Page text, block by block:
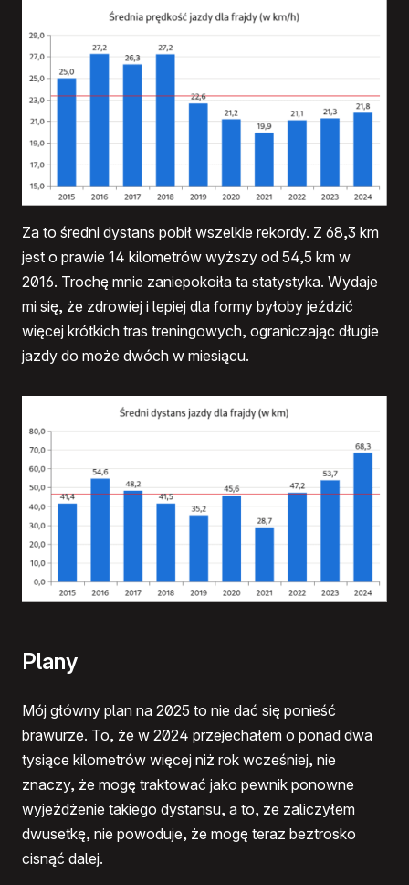
Za to średni dystans pobił wszelkie rekordy. Z 68,3 km
jest o prawie 14 kilometrów wyższy od 54,5 km w
2016. Trochę mnie zaniepokoiła ta statystyka. Wydaje
mi się, że zdrowiej i lepiej dla formy byłoby jeździć
więcej krótkich tras treningowych, ograniczając długie
jazdy do może dwóch w miesiącu.
Plany
Mój główny plan na 2025 to nie dać się ponieść
brawurze. To, że w 2024 przejechałem o ponad dwa
tysiące kilometrów więcej niż rok wcześniej, nie
znaczy, że mogę traktować jako pewnik ponowne
wyjeżdżenie takiego dystansu, a to, że zaliczyłem
dwusetkę, nie powoduje, że mogę teraz beztrosko
cisnąć dalej.